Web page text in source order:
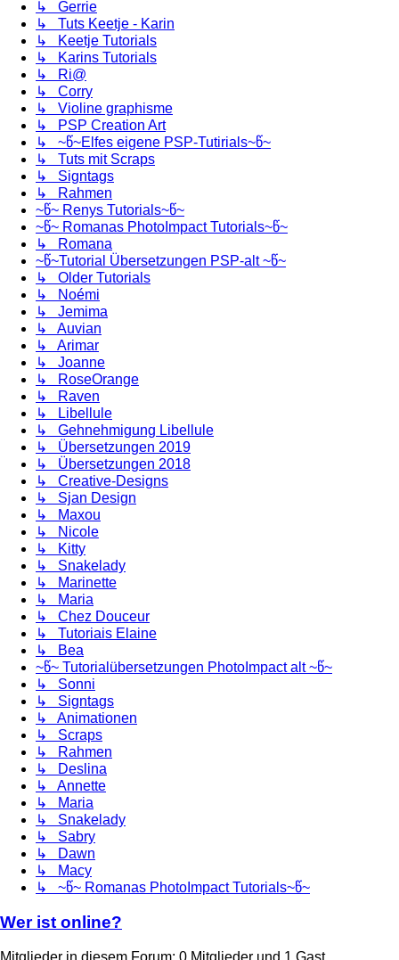
↳ Gerrie
↳ Tuts Keetje - Karin
↳ Keetje Tutorials
↳ Karins Tutorials
↳ Ri@
↳ Corry
↳ Violine graphisme
↳ PSP Creation Art
↳ ~წ~Elfes eigene PSP-Tutirials~წ~
↳ Tuts mit Scraps
↳ Signtags
↳ Rahmen
~წ~ Renys Tutorials~წ~
~წ~ Romanas PhotoImpact Tutorials~წ~
↳ Romana
~წ~Tutorial Übersetzungen PSP-alt ~წ~
↳ Older Tutorials
↳ Noémi
↳ Jemima
↳ Auvian
↳ Arimar
↳ Joanne
↳ RoseOrange
↳ Raven
↳ Libellule
↳ Gehnehmigung Libellule
↳ Übersetzungen 2019
↳ Übersetzungen 2018
↳ Creative-Designs
↳ Sjan Design
↳ Maxou
↳ Nicole
↳ Kitty
↳ Snakelady
↳ Marinette
↳ Maria
↳ Chez Douceur
↳ Tutoriais Elaine
↳ Bea
~წ~ Tutorialübersetzungen PhotoImpact alt ~წ~
↳ Sonni
↳ Signtags
↳ Animationen
↳ Scraps
↳ Rahmen
↳ Deslina
↳ Annette
↳ Maria
↳ Snakelady
↳ Sabry
↳ Dawn
↳ Macy
↳ ~წ~ Romanas PhotoImpact Tutorials~წ~
Wer ist online?
Mitglieder in diesem Forum: 0 Mitglieder und 1 Gast